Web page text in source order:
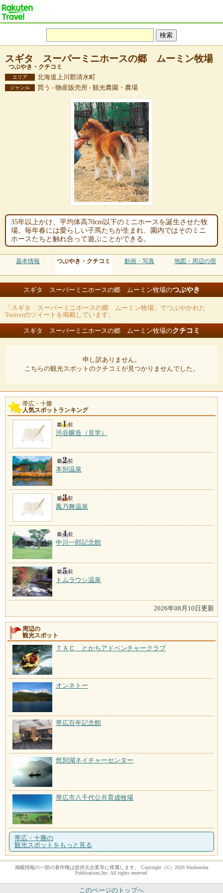
スギタ スーパーミニホースの郷 ムーミン牧場
つぶやき・クチコミ
エリア 北海道上川郡清水町
ジャンル 買う - 物産販売所 - 観光農園・農場
35年以上かけ、平均体高70cm以下のミニホースを誕生させた牧
場。毎年春には愛らしい子馬たちが生まれ、園内ではそのミニ
ホースたちと触れ合って遊ぶことができる。
基本情報 つぶやき・クチコミ 動画・写真 地図・周辺の宿
スギタ スーパーミニホースの郷 ムーミン牧場のつぶやき
「スギタ スーパーミニホースの郷 ムーミン牧場」でつぶやかれた
Twitterのツイートを掲載しています。
スギタ スーパーミニホースの郷 ムーミン牧場のクチコミ
申し訳ありません。
こちらの観光スポットのクチコミが見つかりませんでした。
帯広・十勝
人気スポットランキング
渋谷醸造（見学）
本別温泉
鳳乃舞温泉
中川一郎記念館
トムラウシ温泉
2026年08月10日更新
周辺の
観光スポット
ＴＡＣ とかちアドベンチャークラブ
オンネトー
帯広百年記念館
然別湖ネイチャーセンター
帯広市八千代公共育成牧場
帯広・十勝の
観光スポットをもっと見る
掲載情報の一部の著作権は提供元企業等に帰属します。 Copyright（C）2026 Shobunsha
Publications,Inc. All rights reserved.
このページのトップへ